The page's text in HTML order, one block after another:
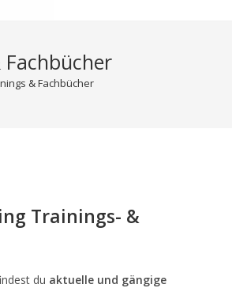
& Fachbücher
Trainings- &
du aktuelle und gängige